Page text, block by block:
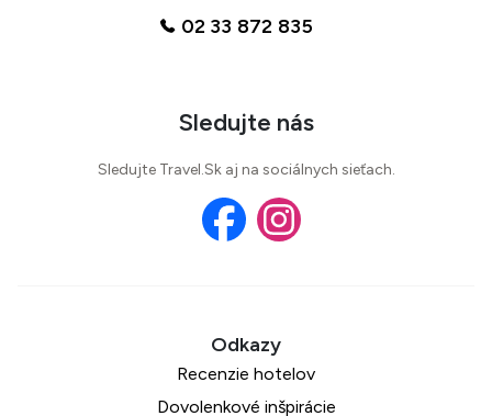
02 33 872 835
Sledujte nás
Sledujte Travel.Sk aj na sociálnych sieťach.
Recenzie hotelov
Dovolenkové inšpirácie